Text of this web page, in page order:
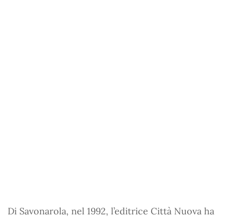
Di Savonarola, nel 1992, l’editrice Città Nuova ha